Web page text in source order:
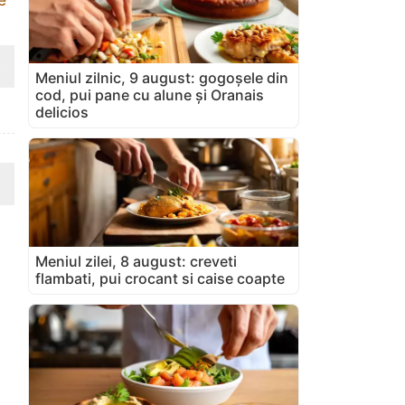
Meniul zilnic, 9 august: gogoșele din
cod, pui pane cu alune și Oranais
delicios
Meniul zilei, 8 august: creveti
flambati, pui crocant si caise coapte